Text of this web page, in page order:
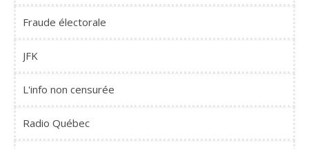
Fraude électorale
JFK
L'info non censurée
Radio Québec